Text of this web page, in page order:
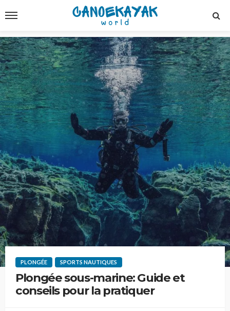
PLONGÉE SPORTS NAUTIQUES
Plongée sous-marine: Guide et
conseils pour la pratiquer